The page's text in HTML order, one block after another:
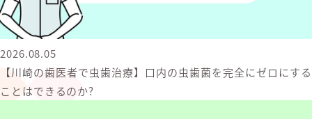
2026.08.05
【川崎の歯医者で虫歯治療】口内の虫歯菌を完全にゼロにする
ことはできるのか?